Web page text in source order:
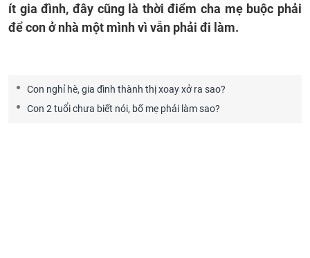
ít gia đình, đây cũng là thời điểm cha mẹ buộc phải
để con ở nhà một mình vì vẫn phải đi làm.
Con nghỉ hè, gia đình thành thị xoay xở ra sao?
Con 2 tuổi chưa biết nói, bố mẹ phải làm sao?